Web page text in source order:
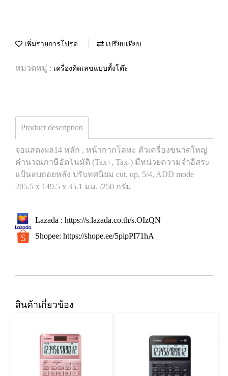
เพิ่มรายการโปรด เปรียบเทียบ
หมวดหมู่ : เครื่องคิดเลขแบบตั้งโต๊ะ
Product description
จอแสดงผล14 หลัก , หน้ากากโลหะ ตัวเครื่องขนาดใหญ่
คำนวณภาษีอัตโนมัติ (Tax+, Tax-) มีหน่วยความจำอิสระ
แป้นลบถอยหลัง ปรับทศนิยม cut, up, 5/4, ADD mode
205.5 x 149.5 x 35.1 มม. /250 กรัม
Lazada : https://s.lazada.co.th/s.OIzQN
Shopee: https://shope.ee/5pipPI71hA
สินค้าเกี่ยวข้อง